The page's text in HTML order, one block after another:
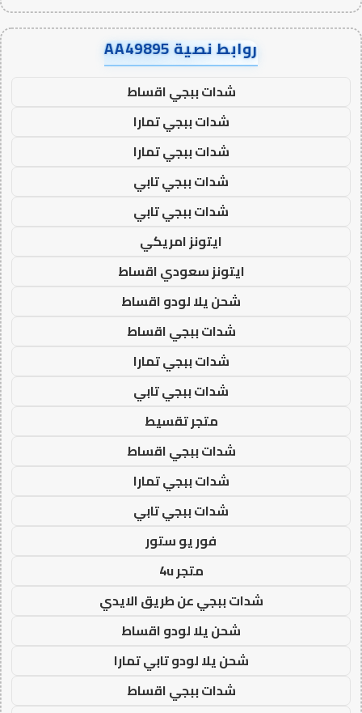
روابط نصية AA49895
شدات ببجي اقساط
شدات ببجي تمارا
شدات ببجي تمارا
شدات ببجي تابي
شدات ببجي تابي
ايتونز امريكي
ايتونز سعودي اقساط
شحن يلا لودو اقساط
شدات ببجي اقساط
شدات ببجي تمارا
شدات ببجي تابي
متجر تقسيط
شدات ببجي اقساط
شدات ببجي تمارا
شدات ببجي تابي
فور يو ستور
متجر 4u
شدات ببجي عن طريق الايدي
شحن يلا لودو اقساط
شحن يلا لودو تابي تمارا
شدات ببجي اقساط